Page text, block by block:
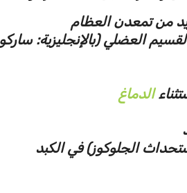
من تمعدن العظام
العضلي (بالإنجليزية:
الدماغ
الجلوكوز)‏ في الكبد